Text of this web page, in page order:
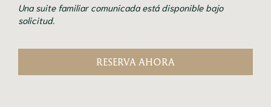
Una suite familiar comunicada está disponible bajo
solicitud.
RESERVA AHORA